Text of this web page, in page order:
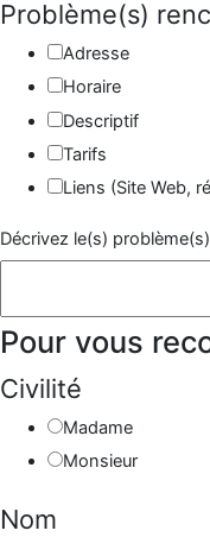
Problème(s)
Adresse
Horaire
Descriptif
Tarifs
Liens (Site Web,
Décrivez le(s)
Pour vous
Site
Nom
Lien
Civilité
Madame
Monsieur
Nom